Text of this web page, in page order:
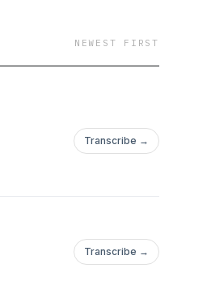
NEWEST FIRST
Transcribe →
Transcribe →